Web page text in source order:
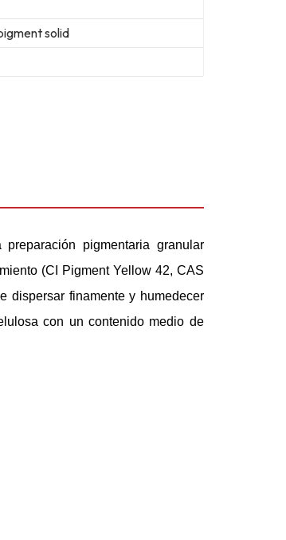
solid
preparación pigmentaria granular
(CI Pigment Yellow 42, CAS
dispersar finamente y humedecer
con un contenido medio de